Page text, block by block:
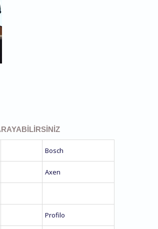
Bosch
Axen
Profilo